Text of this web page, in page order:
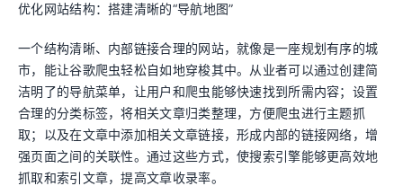
优化网站结构：搭建清晰的“导航地图”
一个结构清晰、内部链接合理的网站，就像是一座规划有序的城
市，能让谷歌爬虫轻松自如地穿梭其中。从业者可以通过创建简
洁明了的导航菜单，让用户和爬虫能够快速找到所需内容；设置
合理的分类标签，将相关文章归类整理，方便爬虫进行主题抓
取；以及在文章中添加相关文章链接，形成内部的链接网络，增
强页面之间的关联性。通过这些方式，使搜索引擎能够更高效地
抓取和索引文章，提高文章收录率。